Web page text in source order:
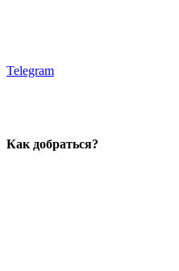
Telegram
Как добраться?